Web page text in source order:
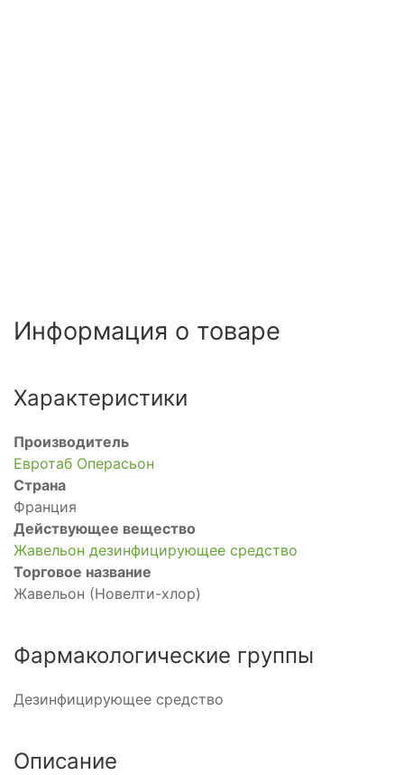
Информация о товаре
Характеристики
Производитель
Евротаб Операсьон
Страна
Франция
Действующее вещество
Жавельон дезинфицирующее средство
Торговое название
Жавельон (Новелти-хлор)
Фармакологические группы
Дезинфицирующее средство
Описание